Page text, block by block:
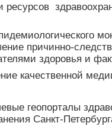
ресурсов
причинно-
здоровья и
качественной
геопорталы
Санкт-